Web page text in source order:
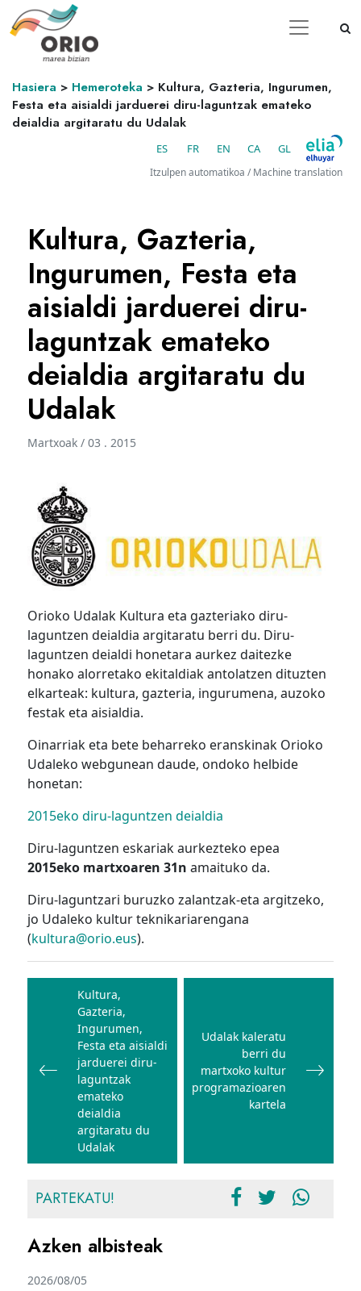
Hasiera > Hemeroteka > Kultura, Gazteria, Ingurumen,
Festa eta aisialdi jarduerei diru-laguntzak emateko
deialdia argitaratu du Udalak
ES FR EN CA GL
Itzulpen automatikoa / Machine translation
Kultura, Gazteria,
Ingurumen, Festa eta
aisialdi jarduerei diru-
laguntzak emateko
deialdia argitaratu du
Udalak
Martxoak / 03 . 2015
Orioko Udalak Kultura eta gazteriako diru-
laguntzen deialdia argitaratu berri du. Diru-
laguntzen deialdi honetara aurkez daitezke
honako alorretako ekitaldiak antolatzen dituzten
elkarteak: kultura, gazteria, ingurumena, auzoko
festak eta aisialdia.
Oinarriak eta bete beharreko eranskinak Orioko
Udaleko webgunean daude, ondoko helbide
honetan:
2015eko diru-laguntzen deialdia
Diru-laguntzen eskariak aurkezteko epea
2015eko martxoaren 31n amaituko da.
Diru-laguntzari buruzko zalantzak-eta argitzeko,
jo Udaleko kultur teknikariarengana
(kultura@orio.eus).
Bidalketetan
zehar
nabigatu
Kultura,
Gazteria,
Ingurumen,
Festa eta aisialdi
jarduerei diru-
laguntzak
emateko
deialdia
argitaratu du
Udalak
Udalak kaleratu
berri du
martxoko kultur
programazioaren
kartela
PARTEKATU!
Azken albisteak
2026/08/05